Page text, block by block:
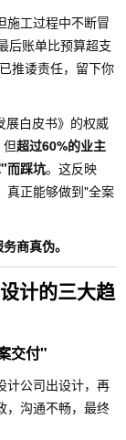
施工过程中不断冒
后账单比预算超支
推诿责任，留下你
展白皮书》的权威
超过60%的业主
而踩坑。这反映
真正能够做到"全案
商真伪。
计的三大趋
交付"
计公司出设计，再
，沟通不畅，最终